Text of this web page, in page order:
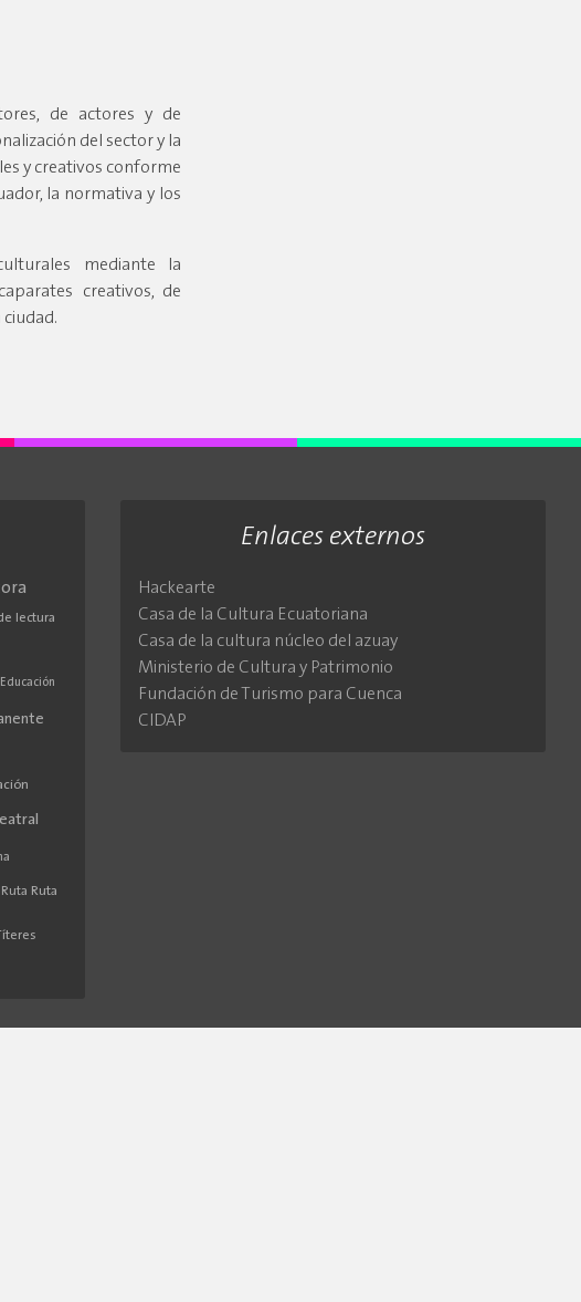
de actores y de
del sector y la
y creativos conforme
la normativa y los
mediante la
creativos, de
lectura
Educación
Ruta Ruta
Enlaces externos
Hackearte
Casa de la Cultura Ecuatoriana
Casa de la cultura núcleo del azuay
Ministerio de Cultura y Patrimonio
Fundación de Turismo para Cuenca
CIDAP